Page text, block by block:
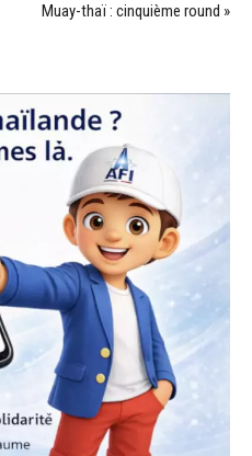
Muay-thaï : cinquième round »